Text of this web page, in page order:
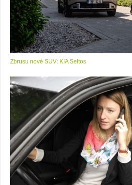
Zbrusu nové SUV: KIA Seltos